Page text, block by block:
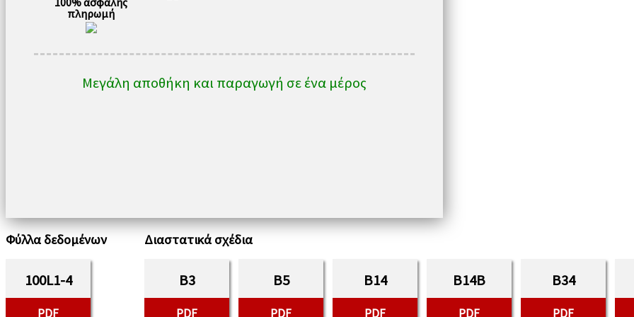
πληρωμή
Μεγάλη αποθήκη και παραγωγή σε ένα μέρος
Φύλλα δεδομένων
100L1-4
PDF
Διαστατικά σχέδια
B3
PDF
B5
PDF
B14
PDF
B14B
PDF
B34
PDF